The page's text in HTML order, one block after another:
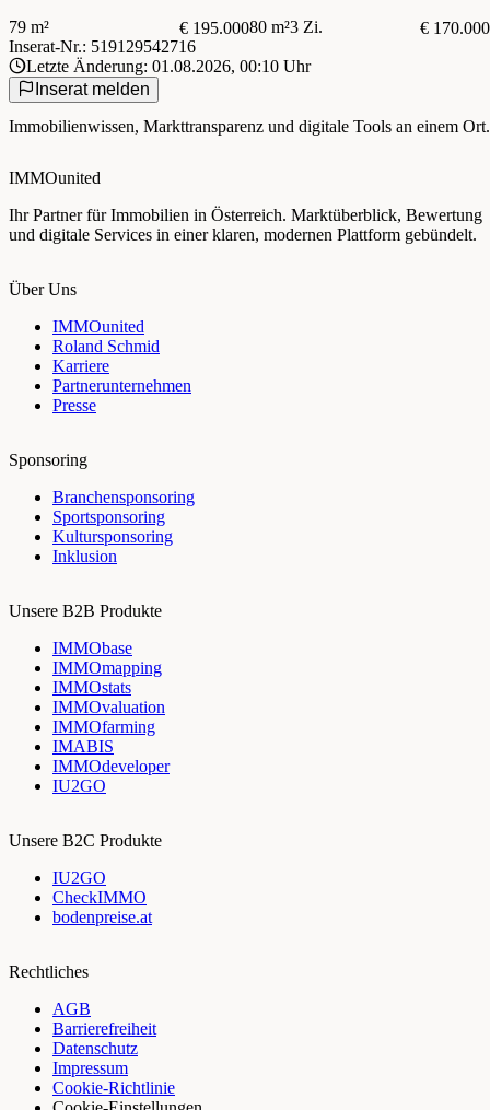
79 m²
€ 195.00080 m²3 Zi.
€ 170.000
Inserat-Nr.: 519129542716
Letzte Änderung: 01.08.2026, 00:10 Uhr
Inserat melden
Immobilienwissen, Markttransparenz und digitale Tools an einem Ort.
IMMOunited
Ihr Partner für Immobilien in Österreich. Marktüberblick, Bewertung
und digitale Services in einer klaren, modernen Plattform gebündelt.
Über Uns
IMMOunited
Roland Schmid
Karriere
Partnerunternehmen
Presse
Sponsoring
Branchensponsoring
Sportsponsoring
Kultursponsoring
Inklusion
Unsere B2B Produkte
IMMObase
IMMOmapping
IMMOstats
IMMOvaluation
IMMOfarming
IMABIS
IMMOdeveloper
IU2GO
Unsere B2C Produkte
IU2GO
CheckIMMO
bodenpreise.at
Rechtliches
AGB
Barrierefreiheit
Datenschutz
Impressum
Cookie-Richtlinie